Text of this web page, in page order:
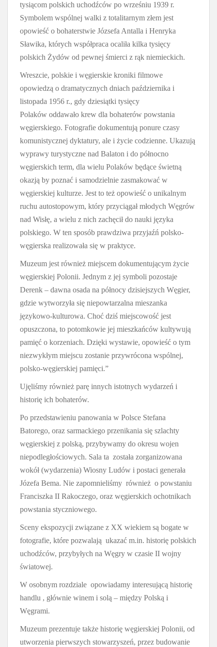
tysiącom polskich uchodźców po wrześniu 1939 r.
Symbolem wspólnej walki z totalitarnym złem jest
opowieść o bohaterstwie Józsefa Antalla i Henryka
Sławika, których współpraca ocaliła kilka tysięcy
polskich Żydów od pewnej śmierci z rąk niemieckich.
Wreszcie, polskie i węgierskie kroniki filmowe
opowiedzą o dramatycznych dniach października i
listopada 1956 r., gdy dziesiątki tysięcy
Polaków oddawało krew dla bohaterów powstania
węgierskiego. Fotografie dokumentują ponure czasy
komunistycznej dyktatury, ale i życie codzienne. Ukazują
wyprawy turystyczne nad Balaton i do północno
węgierskich term, dla wielu Polaków będące świetną
okazją by poznać i samodzielnie zasmakować w
węgierskiej kulturze. Jest to też opowieść o unikalnym
ruchu autostopowym, który przyciągał młodych Węgrów
nad Wisłę, a wielu z nich zachęcił do nauki języka
polskiego. W ten sposób prawdziwa przyjaźń polsko-
węgierska realizowała się w praktyce.
Muzeum jest również miejscem dokumentującym życie
węgierskiej Polonii. Jednym z jej symboli pozostaje
Derenk – dawna osada na północy dzisiejszych Węgier,
gdzie wytworzyła się niepowtarzalna mieszanka
językowo-kulturowa. Choć dziś miejscowość jest
opuszczona, to potomkowie jej mieszkańców kultywują
pamięć o korzeniach. Dzięki wystawie, opowieść o tym
niezwykłym miejscu zostanie przywrócona wspólnej,
polsko-węgierskiej pamięci.”
Ujęliśmy również parę innych istotnych wydarzeń i
historię ich bohaterów.
Po przedstawieniu panowania w Polsce Stefana
Batorego, oraz sarmackiego przenikania się szlachty
węgierskiej z polską, przybywamy do okresu wojen
niepodległościowych. Sala ta została zorganizowana
wokół (wydarzenia) Wiosny Ludów i postaci generała
Józefa Bema. Nie zapomnieliśmy również o powstaniu
Franciszka II Rakoczego, oraz węgierskich ochotnikach
powstania styczniowego.
Sceny ekspozycji związane z XX wiekiem są bogate w
fotografie, które pozwalają ukazać m.in. historię polskich
uchodźców, przybyłych na Węgry w czasie II wojny
światowej.
W osobnym rozdziale opowiadamy interesującą historię
handlu , głównie winem i solą – między Polską i
Węgrami.
Muzeum prezentuje także historię węgierskiej Polonii, od
utworzenia pierwszych stowarzyszeń, przez budowanie